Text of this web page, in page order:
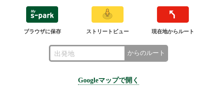
ブラウザに保存 ストリートビュー 現在地からルート
からのルート
Googleマップで開く